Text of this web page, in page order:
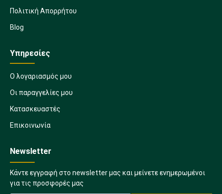
Πολιτική Απορρήτου
Blog
Υπηρεσίες
Ο λογαριασμός μου
Οι παραγγελίες μου
Κατασκευαστές
Επικοινωνία
Newsletter
Κάντε εγγραφή στο newsletter μας και μείνετε ενημερωμένοι
για τις προσφορές μας